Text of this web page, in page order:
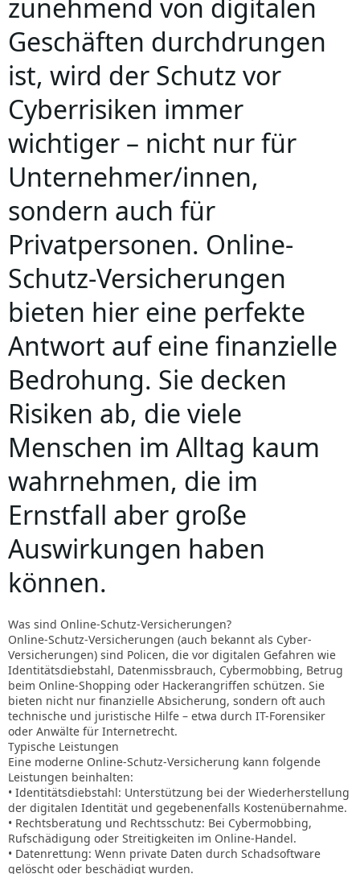
zunehmend von digitalen
Geschäften durchdrungen
ist, wird der Schutz vor
Cyberrisiken immer
wichtiger – nicht nur für
Unternehmer/innen,
sondern auch für
Privatpersonen. Online-
Schutz-Versicherungen
bieten hier eine perfekte
Antwort auf eine finanzielle
Bedrohung. Sie decken
Risiken ab, die viele
Menschen im Alltag kaum
wahrnehmen, die im
Ernstfall aber große
Auswirkungen haben
können.
Was sind Online-Schutz-Versicherungen?
Online-Schutz-Versicherungen (auch bekannt als Cyber-
Versicherungen) sind Policen, die vor digitalen Gefahren wie
Identitätsdiebstahl, Datenmissbrauch, Cybermobbing, Betrug
beim Online-Shopping oder Hackerangriffen schützen. Sie
bieten nicht nur finanzielle Absicherung, sondern oft auch
technische und juristische Hilfe – etwa durch IT-Forensiker
oder Anwälte für Internetrecht.
Typische Leistungen
Eine moderne Online-Schutz-Versicherung kann folgende
Leistungen beinhalten:
• Identitätsdiebstahl: Unterstützung bei der Wiederherstellung
der digitalen Identität und gegebenenfalls Kostenübernahme.
• Rechtsberatung und Rechtsschutz: Bei Cybermobbing,
Rufschädigung oder Streitigkeiten im Online-Handel.
• Datenrettung: Wenn private Daten durch Schadsoftware
gelöscht oder beschädigt wurden.